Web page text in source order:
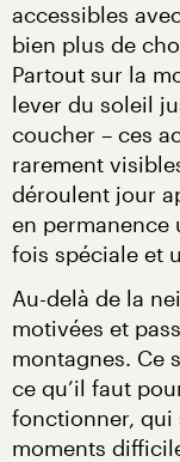
accessibles
bien plus de
Partout sur la
lever du soleil
coucher – ces
rarement
déroulent jour
en permanence
fois spéciale et
Au-delà de la
motivées et
montagnes. Ce
ce qu’il faut
fonctionner, qui
moments